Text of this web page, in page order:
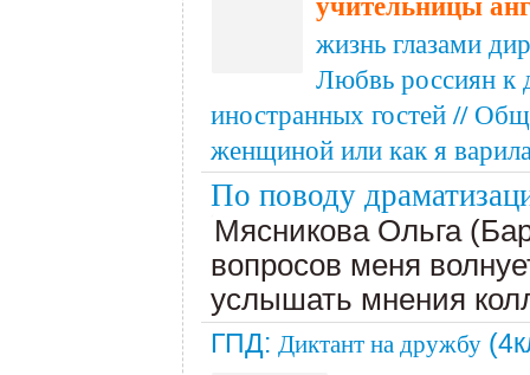
жизнь глазами
Любвь россиян к
иностранных гостей //
женщиной или как я
По поводу
Мясникова Ольга
вопросов меня
услышать мнения
ГПД: Диктант на дружбу